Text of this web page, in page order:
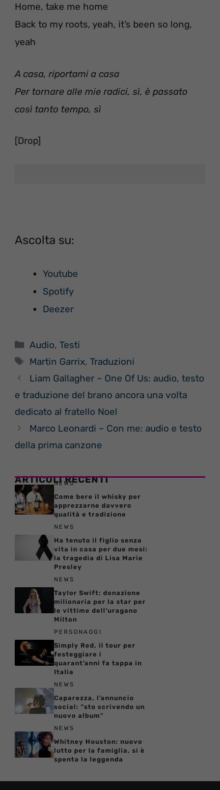
Home, take me home
Back to my roots, yeah, it’s been so long,
yeah
A casa, riportami a casa
Per tornare alle mie radici, sì, è passato
così tanto tempo, sì
[Drop]
Ascolta su:
Youtube
Spotify
Deezer
Categorie
Audio,Testi
Tag
Martin Garrix,Traduzioni
Liam Gallagher – One Of Us: audio, testo
e traduzione del brano ancora una volta
dedicato al fratello Noel
Marco Leonardi – Con me: audio e testo
della prima canzone
ARTICOLI RECENTI
NEWS
Come bere il whisky per
apprezzarne davvero
qualità e tradizione
NEWS
Ha tenuto il figlio senza
vita in casa per due mesi:
la tragedia di Lisa Marie
Presley
NEWS
Taylor Swift: donazione
milionaria per la star per
le vittime dell’uragano
Milton
PERSONAGGI
Simply Red, il tour per
festeggiare i
quarant’anni fa tappa in
Italia
NEWS
Caparezza, l’annuncio
social: “sto scrivendo un
nuovo album”
NEWS
Whitney Houston: nuovo
lutto per la famiglia, si è
spenta la leggenda